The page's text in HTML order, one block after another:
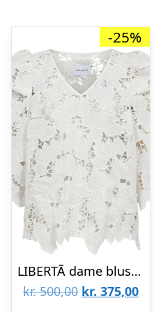
-25%
LIBERTÃ dame bluse ROSSIE – White
kr.500,00 Den
kr. 375,00Den